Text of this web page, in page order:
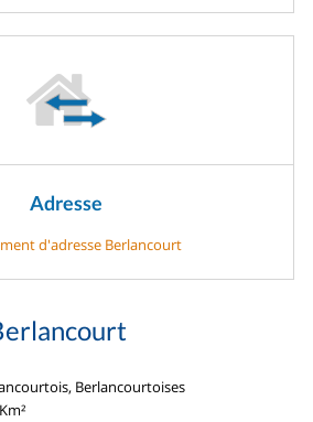
Adresse
d'adresse Berlancourt
Berlancourtoises